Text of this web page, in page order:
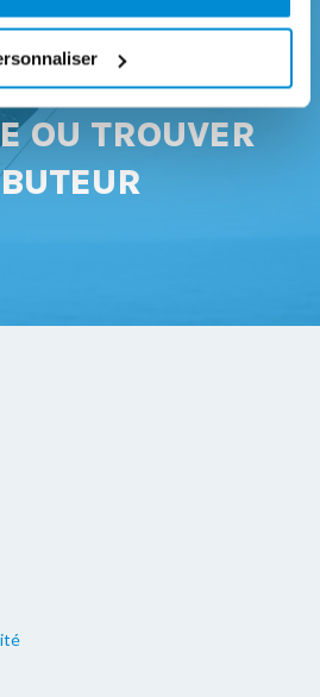
OU TROUVER